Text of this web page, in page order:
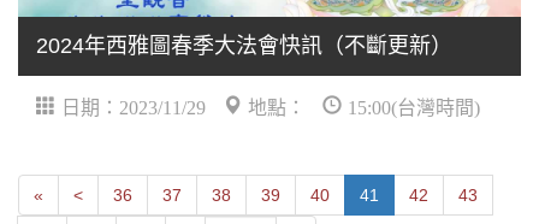
2024年西雅圖春季大法會快訊（不斷更新）
日期：2023/11/29 地點： 15:00(台灣時間)
« First<Next36 37 38 39 40 41 42 43